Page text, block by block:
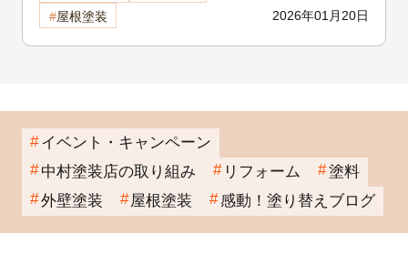
2026年01月20日
屋根塗装
イベント・キャンペーン
中村塗装店の取り組み
リフォーム
塗料
外壁塗装
屋根塗装 感動！塗り替えブログ